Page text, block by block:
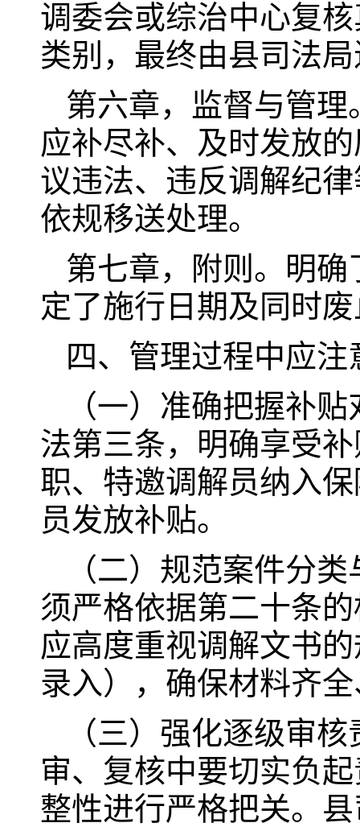
调委会或综治中心复
类别，最终由县司法
第六章，监督与管理
应补尽补、及时发放
议违法、违反调解纪
依规移送处理。
第七章，附则。明
定了施行日期及同时
四、管理过程中应注
（一）准确把握补
法第三条，明确享受
职、特邀调解员纳入
员发放补贴。
（二）规范案件分
须严格依据第二十条
应高度重视调解文书
录入），确保材料齐
（三）强化逐级审
审、复核中要切实负
整性进行严格把关。